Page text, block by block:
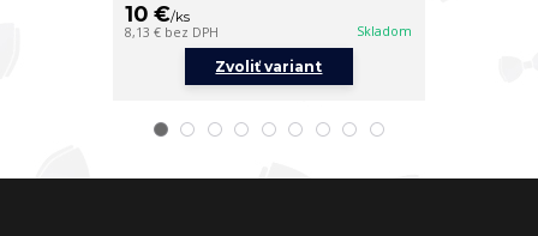
10 €/ks
8,13 € bez DPH Skladom
Zvoliť variant